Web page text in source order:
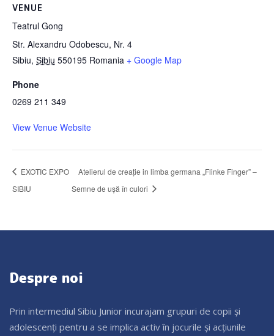
VENUE
Teatrul Gong
Str. Alexandru Odobescu, Nr. 4
Sibiu, Sibiu 550195 Romania + Google Map
Phone
0269 211 349
View Venue Website
EXOTIC EXPO
SIBIU
Atelierul de creație in limba germana „Flinke Finger” –
Semne de ușă în culori
Despre noi
Prin intermediul Sibiu Junior incurajam grupuri de copii și
adolescenți pentru a se implica activ în jocurile și acțiunile